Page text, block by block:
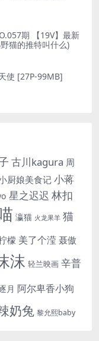
期 【19V】最新
猫的推特叫什么)
使 [27P-99MB]
古川kagura 周
厨娘美食记 小蒋
星之迟迟 林扣
瀛猫 火龙果羊 猫
檬 美了个滢 聂傲
沫 轻兰映画 辛普
月 阿尔卑香小狗
奶兔 黎允熙baby